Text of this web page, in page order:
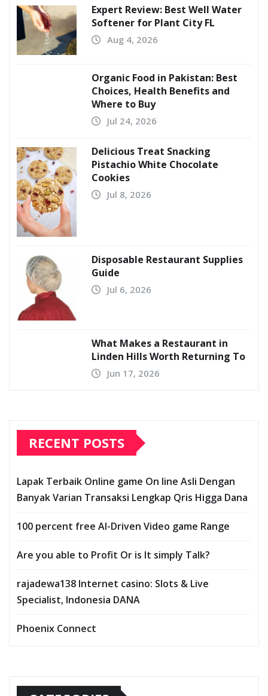
Expert Review: Best Well Water
Softener for Plant City FL
Aug 4, 2026
Organic Food in Pakistan: Best
Choices, Health Benefits and
Where to Buy
Jul 24, 2026
Delicious Treat Snacking
Pistachio White Chocolate
Cookies
Jul 8, 2026
Disposable Restaurant Supplies
Guide
Jul 6, 2026
What Makes a Restaurant in
Linden Hills Worth Returning To
Jun 17, 2026
RECENT POSTS
Lapak Terbaik Online game On line Asli Dengan
Banyak Varian Transaksi Lengkap Qris Higga Dana
100 percent free AI-Driven Video game Range
Are you able to Profit Or is It simply Talk?
rajadewa138 Internet casino: Slots & Live
Specialist, Indonesia DANA
Phoenix Connect